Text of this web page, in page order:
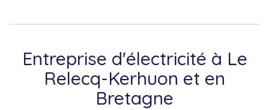
Entreprise d'électricité à Le
Relecq-Kerhuon et en
Bretagne